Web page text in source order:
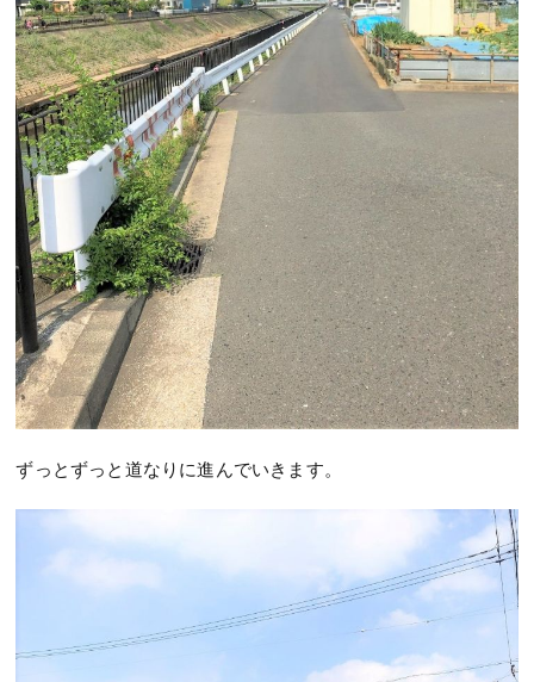
ずっとずっと道なりに進んでいきます。